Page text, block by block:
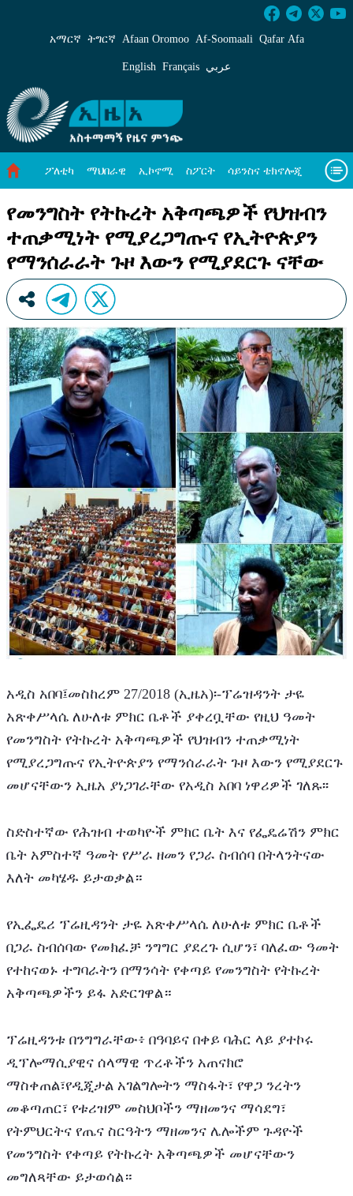
የመንግስት የትኩረት አቅጣጫዎች የህዝብን
አማርኛ ትግርኛ Afaan Oromoo Af‑Soomaali Qafar Afa
English Français عربي
ፖለቲካ ማህበራዊ ኢኮኖሚ ስፖርት ሳይንስና ቴክኖሎጂ
ዓለም አቀፍ ዜናዎች መጣጥፍ ቪዲዮዎች
መጽሔት ስለ እኛ
የመንግስት የትኩረት አቅጣጫዎች የህዝብን
ተጠቃሚነት የሚያረጋግጡና የኢትዮጵያን
የማንሰራራት ጉዞ እውን የሚያደርጉ ናቸው
አዲስ አበባ፤መስከረም 27/2018 (ኢዜአ)፡-ፕሬዝዳንት ታዬ
አጽቀሥላሴ ለሁለቱ ምክር ቤቶች ያቀረቧቸው የዚህ ዓመት
የመንግስት የትኩረት አቅጣጫዎች የህዝብን ተጠቃሚነት
የሚያረጋግጡና የኢትዮጵያን የማንሰራራት ጉዞ እውን የሚያደርጉ
መሆናቸውን ኢዜአ ያነጋገራቸው የአዲስ አበባ ነዋሪዎች ገለጹ፡፡
ስድስተኛው የሕዝብ ተወካዮች ምክር ቤት እና የፌዴሬሽን ምክር
ቤት አምስተኛ ዓመት የሥራ ዘመን የጋራ ስብሰባ በትላንትናው
እለት መካሄዱ ይታወቃል።
የኢፌዴሪ ፕሬዚዳንት ታዬ አጽቀሥላሴ ለሁለቱ ምክር ቤቶች
በጋራ ስብሰባው የመክፈቻ ንግግር ያደረጉ ሲሆን፣ ባለፈው ዓመት
የተከናወኑ ተግባራትን በማንሳት የቀጣይ የመንግስት የትኩረት
አቅጣጫዎችን ይፋ አድርገዋል።
ፕሬዚዳንቱ በንግግራቸው፥ በዓባይና በቀይ ባሕር ላይ ያተኮሩ
ዲፕሎማሲያዊና ሰላማዊ ጥረቶችን አጠናክሮ
ማስቀጠል፣የዲጂታል አገልግሎትን ማስፋት፣ የዋጋ ንረትን
መቆጣጠር፣ የቱሪዝም መስህቦችን ማዘመንና ማሳደግ፣
የትምህርትና የጤና ስርዓትን ማዘመንና ሌሎችም ጉዳዮች
የመንግስት የቀጣይ የትኩረት አቅጣጫዎች መሆናቸውን
መግለጻቸው ይታወሳል።